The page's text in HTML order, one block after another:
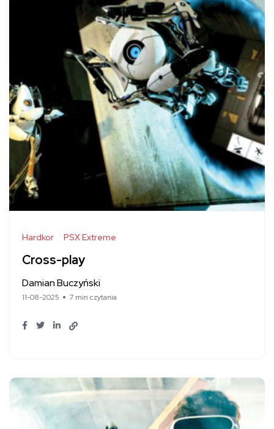
Hardkor PSX Extreme
Cross-play
Damian Buczyński
11-08-2025 7 min czytania